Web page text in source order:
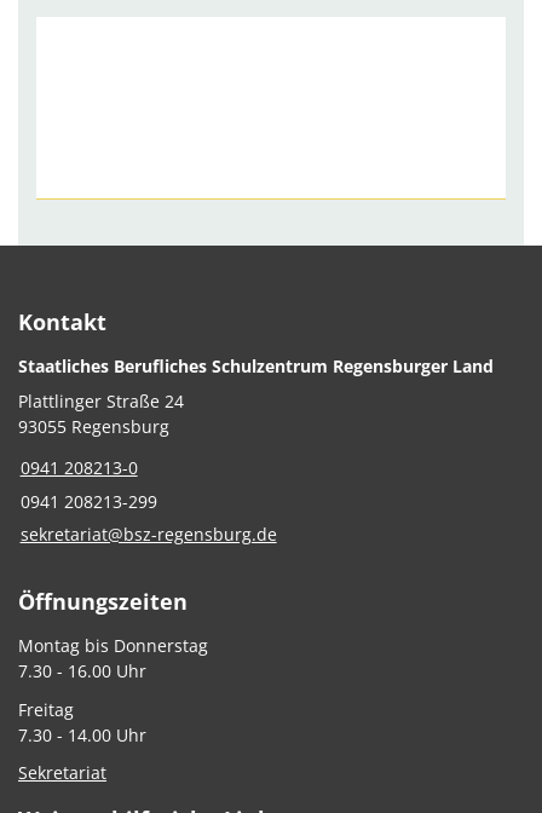
Kontakt
Staatliches Berufliches Schulzentrum Regensburger Land
Plattlinger Straße 24
93055 Regensburg
0941 208213-0
0941 208213-299
sekretariat@bsz-regensburg.de
Öffnungszeiten
Montag bis Donnerstag
7.30 - 16.00 Uhr
Freitag
7.30 - 14.00 Uhr
Sekretariat